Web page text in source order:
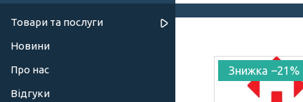
–21%
Товари та послуги
Новини
Про нас
Відгуки